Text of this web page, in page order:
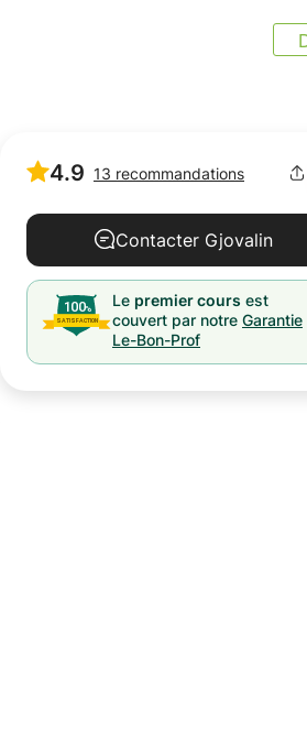
4.9 13 recommandations
Contacter Gjovalin
Le premier cours est
couvert par notre Garantie
Le-Bon-Prof